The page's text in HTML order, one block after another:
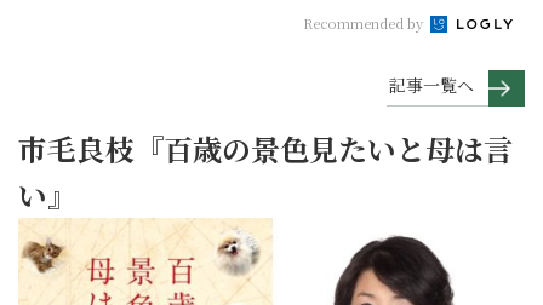
Recommended by
記事一覧へ
市毛良枝『百歳の景色見たいと母は言
い』